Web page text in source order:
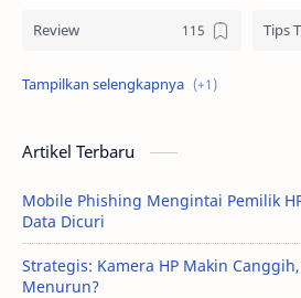
Review Tips
Tutorial
Artikel Terbaru
Mobile Phishing Mengintai Pemilik
Data Dicuri
Strategis: Kamera HP Makin
Menurun?